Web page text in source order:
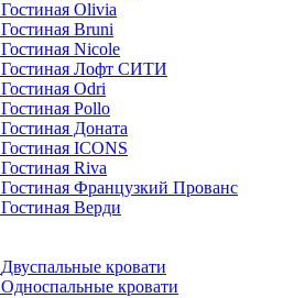
Гостиная Olivia
Гостиная Bruni
Гостиная Nicole
Гостиная Лофт СИТИ
Гостиная Odri
Гостиная Pollo
Гостиная Доната
Гостиная ICONS
Гостиная Riva
Гостиная Французкий Прованс
Гостиная Верди
Двуспальные кровати
Односпальные кровати